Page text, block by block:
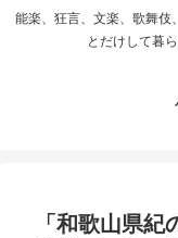
能楽、狂言、文楽、歌舞伎
とだけして暮
「和歌山県